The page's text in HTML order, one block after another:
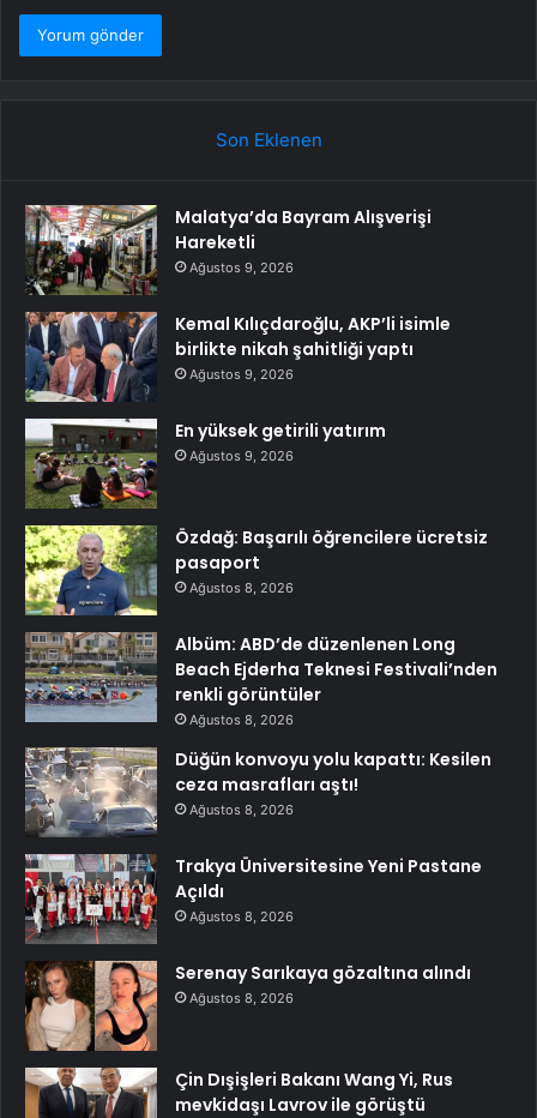
Son Eklenen
Malatya’da Bayram Alışverişi
Hareketli
Ağustos 9, 2026
Kemal Kılıçdaroğlu, AKP’li isimle
birlikte nikah şahitliği yaptı
Ağustos 9, 2026
En yüksek getirili yatırım
Ağustos 9, 2026
Özdağ: Başarılı öğrencilere ücretsiz
pasaport
Ağustos 8, 2026
Albüm: ABD’de düzenlenen Long
Beach Ejderha Teknesi Festivali’nden
renkli görüntüler
Ağustos 8, 2026
Düğün konvoyu yolu kapattı: Kesilen
ceza masrafları aştı!
Ağustos 8, 2026
Trakya Üniversitesine Yeni Pastane
Açıldı
Ağustos 8, 2026
Serenay Sarıkaya gözaltına alındı
Ağustos 8, 2026
Çin Dışişleri Bakanı Wang Yi, Rus
mevkidaşı Lavrov ile görüştü